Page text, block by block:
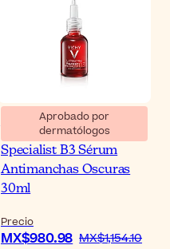
Aprobado por
dermatólogos
Vichy Liftactiv Pigment
Specialist B3 Sérum
Antimanchas Oscuras
30ml
Precio
MX$980.98 MX$1,154.10